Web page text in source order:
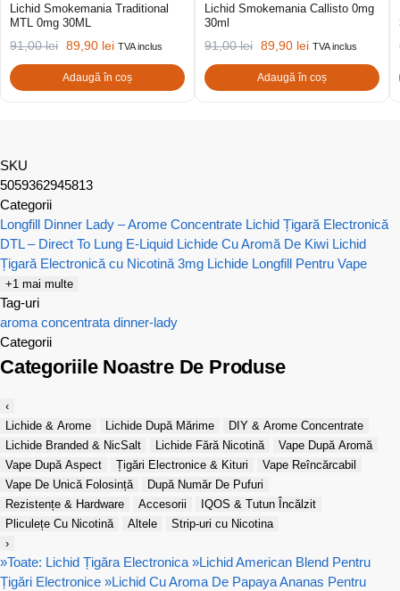
Lichid Smokemania Traditional
MTL 0mg 30ML
91,00lei 89,90 lei TVA inclus
Adaugă în coș
Lichid Smokemania Callisto 0mg
30ml
91,00lei 89,90 lei TVA inclus
Adaugă în coș
SKU
5059362945813
Categorii
Longfill Dinner Lady – Arome Concentrate Lichid Țigară Electronică
DTL – Direct To Lung E-Liquid Lichide Cu Aromă De Kiwi Lichid
Țigară Electronică cu Nicotină 3mg Lichide Longfill Pentru Vape
+1 mai multe
Tag-uri
aroma concentrata dinner-lady
Categorii
Categoriile Noastre De Produse
‹
Lichide & Arome
Lichide După Mărime
DIY & Arome Concentrate
Lichide Branded & NicSalt
Lichide Fără Nicotină
Vape După Aromă
Vape După Aspect
Țigări Electronice & Kituri
Vape Reîncărcabil
Vape De Unică Folosință
După Număr De Pufuri
Rezistențe & Hardware
Accesorii
IQOS & Tutun Încălzit
Pliculețe Cu Nicotină
Altele
Strip-uri cu Nicotina
›
»Toate: Lichid Țigăra Electronica »Lichid American Blend Pentru
Țigări Electronice »Lichid Cu Aroma De Papaya Ananas Pentru